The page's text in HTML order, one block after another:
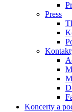
Press
Koncerty a